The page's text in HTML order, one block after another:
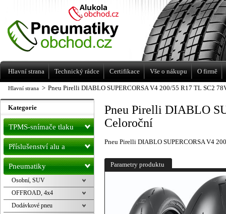
Hlavní strana > Pneu Pirelli DIABLO SUPERCORSA V4 200/55 R17 TL SC2
Pneu Pirelli DIABLO
Celoroční
Pneu Pirelli DIABLO SUPERCORSA V4
Parametry produktu
Kategorie
TPMS-snímače tlaku
Příslušenství alu a
pneu
Pneumatiky
Osobní, SUV
OFFROAD, 4x4
Dodávkové pneu
Levné pneumatiky letní, zimní, Alu kola
a litá kola Racing Line
Hlavní strana Technický rádce Certifikace Vše o nákupu O firmě